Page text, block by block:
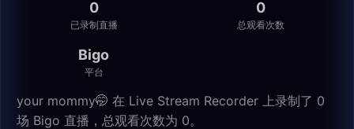
0
已录制直播
0
总观看次数
Bigo
平台
your mommy🤭 在 Live Stream Recorder 上录制了 0
场 Bigo 直播，总观看次数为 0。